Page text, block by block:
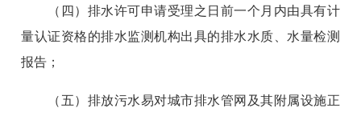
（四）排水许可申请受理之日前一个月内由具有计
量认证资格的排水监测机构出具的排水水质、水量检测
报告；
（五）排放污水易对城市排水管网及其附属设施正